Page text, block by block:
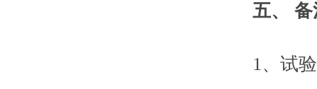
五、 备
1、试验